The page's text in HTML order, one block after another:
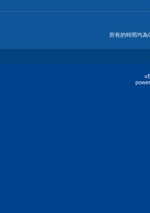
所有的時間均為